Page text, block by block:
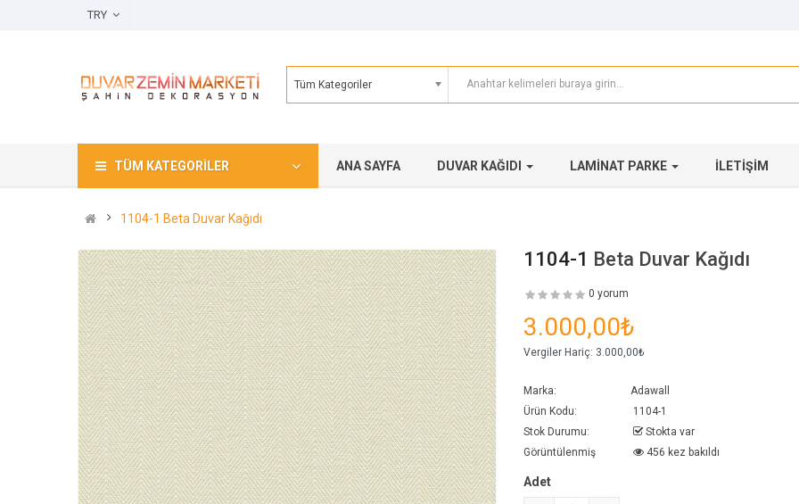
Tüm Kategoriler
TÜM KATEGORILER ANA SAYFA DUVAR KAĞIDI LAMINAT PARKE İLETIŞIM
1104-1 Beta Duvar Kağıdı
1104-1 Beta Duvar Kağıdı
0 yorum
3.000,00₺
Vergiler Hariç: 3.000,00₺
Marka:
Adawall
Ürün Kodu:
1104-1
Stok Durumu:
Stokta var
Görüntülenmiş
456 kez bakıldı
Adet